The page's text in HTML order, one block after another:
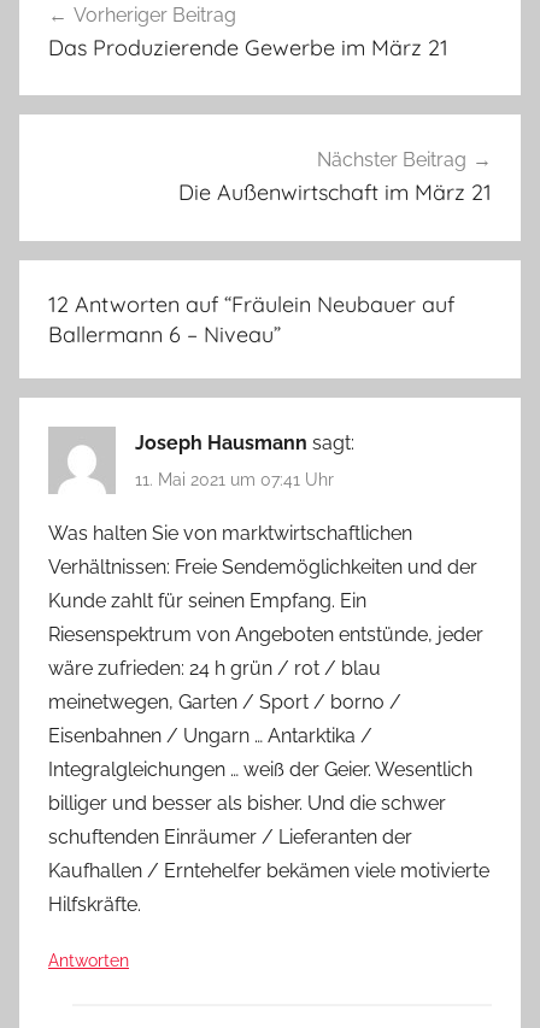
Vorheriger Beitrag
Das Produzierende Gewerbe im März 21
Nächster Beitrag
Die Außenwirtschaft im März 21
12 Antworten auf “Fräulein Neubauer auf
Ballermann 6 – Niveau”
Joseph Hausmann sagt:
11. Mai 2021 um 07:41 Uhr
Was halten Sie von marktwirtschaftlichen
Verhältnissen: Freie Sendemöglichkeiten und der
Kunde zahlt für seinen Empfang. Ein
Riesenspektrum von Angeboten entstünde, jeder
wäre zufrieden: 24 h grün / rot / blau
meinetwegen, Garten / Sport / borno /
Eisenbahnen / Ungarn … Antarktika /
Integralgleichungen … weiß der Geier. Wesentlich
billiger und besser als bisher. Und die schwer
schuftenden Einräumer / Lieferanten der
Kaufhallen / Erntehelfer bekämen viele motivierte
Hilfskräfte.
Antworten